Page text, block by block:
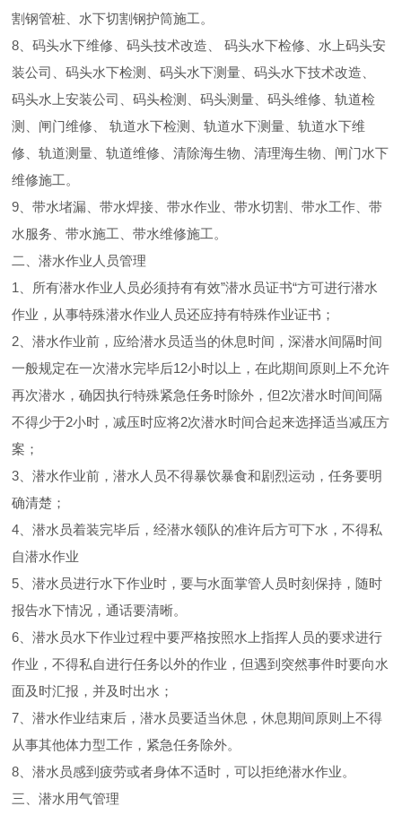
割钢管桩、水下切割钢护筒施工。
8、码头水下维修、码头技术改造、 码头水下检修、水上码头安
装公司、码头水下检测、码头水下测量、码头水下技术改造、
码头水上安装公司、码头检测、码头测量、码头维修、轨道检
测、闸门维修、 轨道水下检测、轨道水下测量、轨道水下维
修、轨道测量、轨道维修、清除海生物、清理海生物、闸门水下
维修施工。
9、带水堵漏、带水焊接、带水作业、带水切割、带水工作、带
水服务、带水施工、带水维修施工。
二、潜水作业人员管理
1、所有潜水作业人员必须持有有效”潜水员证书“方可进行潜水
作业，从事特殊潜水作业人员还应持有特殊作业证书；
2、潜水作业前，应给潜水员适当的休息时间，深潜水间隔时间
一般规定在一次潜水完毕后12小时以上，在此期间原则上不允许
再次潜水，确因执行特殊紧急任务时除外，但2次潜水时间间隔
不得少于2小时，减压时应将2次潜水时间合起来选择适当减压方
案；
3、潜水作业前，潜水人员不得暴饮暴食和剧烈运动，任务要明
确清楚；
4、潜水员着装完毕后，经潜水领队的准许后方可下水，不得私
自潜水作业
5、潜水员进行水下作业时，要与水面掌管人员时刻保持，随时
报告水下情况，通话要清晰。
6、潜水员水下作业过程中要严格按照水上指挥人员的要求进行
作业，不得私自进行任务以外的作业，但遇到突然事件时要向水
面及时汇报，并及时出水；
7、潜水作业结束后，潜水员要适当休息，休息期间原则上不得
从事其他体力型工作，紧急任务除外。
8、潜水员感到疲劳或者身体不适时，可以拒绝潜水作业。
三、潜水用气管理